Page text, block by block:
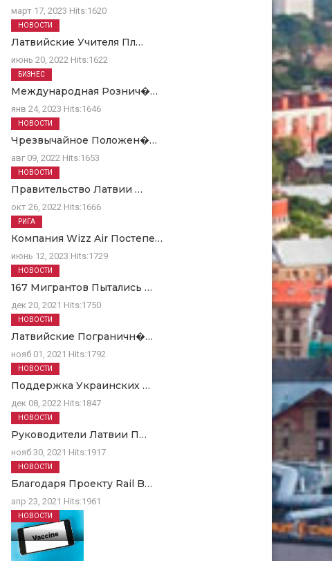
март 17, 2023 Hits:1620
Латвийские Учителя Пл…
июнь 20, 2022 Hits:1622
НОВОСТИ
Международная Рознич�…
янв 24, 2023 Hits:1646
БИЗНЕС
Чрезвычайное Положен�…
авг 09, 2022 Hits:1653
НОВОСТИ
Правительство Латвии …
окт 26, 2022 Hits:1666
НОВОСТИ
Компания Wizz Air Постепе…
июнь 12, 2023 Hits:1729
РИГА
167 Мигрантов Пытались …
дек 20, 2021 Hits:1750
НОВОСТИ
Латвийские Пограничн�…
нояб 01, 2021 Hits:1792
НОВОСТИ
Поддержка Украинских …
дек 08, 2022 Hits:1847
НОВОСТИ
Руководители Латвии П…
нояб 30, 2021 Hits:1917
НОВОСТИ
Благодаря Проекту Rail B…
апр 23, 2021 Hits:1961
НОВОСТИ
НОВОСТИ